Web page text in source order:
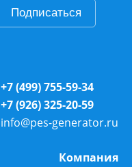
Подписаться
+7 (499) 755-59-34
+7 (926) 325-20-59
info@pes-generator.ru
Компания